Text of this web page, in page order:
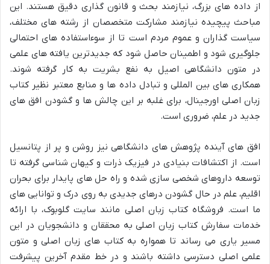
از داده های بزرگ، نیازمند بحث و قانون گذاری دقیق هستند. این
مباحث پیچیده نیازمند مشارکت متخصصان از رشته های مختلف،
سیاست گذاران و عموم مردم است تا از سوءاستفاده های احتمالی
جلوگیری شود و اطمینان حاصل شود که جدیدترین یافته های علمی
در متون دانشگاهی اصیل به نفع بشریت به کار گرفته شوند.
همکاری های بین المللی و تبادل داده ها و منابع معتبر نظیر کتاب
زبان اصلی اورجینال، برای غلبه بر این چالش ها و گشودن افق های
جدید در علم، ضروری است.
افق های آینده پژوهش های دانشگاهی نیز روشن و پر از پتانسیل
است. از اکتشافات بنیادی در فیزیک ذرات و کیهان شناسی گرفته تا
توسعه داروهای شخصی سازی شده و راه حل های پایدار برای بحران
اقلیم، علم در حال گشودن درهای جدیدی به روی درک و توانایی های
ما است. فروشگاه کتاب زبان اصلی مانند سایت گلوبوک، با ارائه
خدمات سفارش کتاب زبان اصلی به محققان و دانشجویان در این
مسیر یاری می رساند تا همواره به کتاب های زبان اصلی و متون
علمی اصلی دسترسی داشته باشند و در خط مقدم آخرین پیشرفت